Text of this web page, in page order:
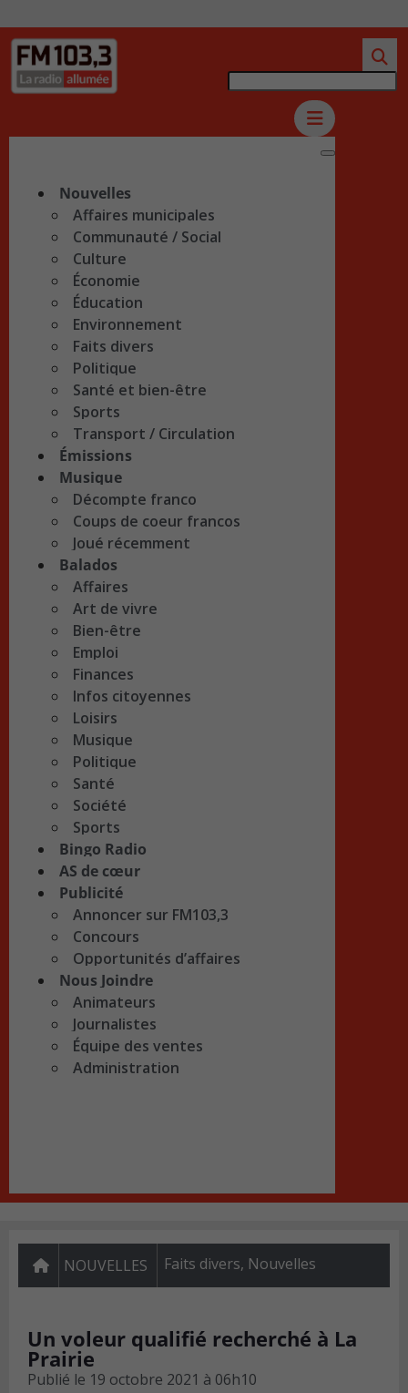
Nouvelles
Affaires municipales
Communauté / Social
Culture
Économie
Éducation
Environnement
Faits divers
Politique
Santé et bien-être
Sports
Transport / Circulation
Émissions
Musique
Décompte franco
Coups de coeur francos
Joué récemment
Balados
Affaires
Art de vivre
Bien-être
Emploi
Finances
Infos citoyennes
Loisirs
Musique
Politique
Santé
Société
Sports
Bingo Radio
AS de cœur
Publicité
Annoncer sur FM103,3
Concours
Opportunités d’affaires
Nous Joindre
Animateurs
Journalistes
Équipe des ventes
Administration
NOUVELLES Faits divers, Nouvelles
Un voleur qualifié recherché à La
Prairie
Publié le 19 octobre 2021 à 06h10